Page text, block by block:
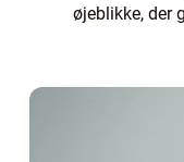
øjeblikke, der